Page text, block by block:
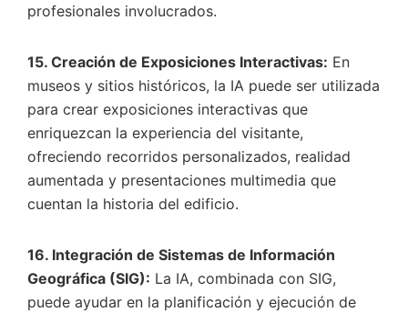
profesionales involucrados.
15. Creación de Exposiciones Interactivas: En
museos y sitios históricos, la IA puede ser utilizada
para crear exposiciones interactivas que
enriquezcan la experiencia del visitante,
ofreciendo recorridos personalizados, realidad
aumentada y presentaciones multimedia que
cuentan la historia del edificio.
16. Integración de Sistemas de Información
Geográfica (SIG): La IA, combinada con SIG,
puede ayudar en la planificación y ejecución de